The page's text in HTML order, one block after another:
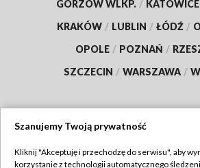
GORZÓW WLKP. / KATOWICE
KRAKÓW / LUBLIN / ŁÓDŹ /
OPOLE / POZNAŃ /
SZCZECIN / WARSZAWA /
Szanujemy Twoją prywatność
Kliknij "Akceptuję i przechodzę do serwisu", aby
korzystanie z technologii automatycznego